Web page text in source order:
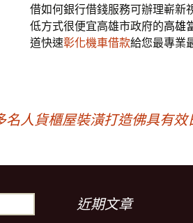
借如何銀行借錢服務可辦理嶄新
低方式很便宜高雄市政府的高雄
道快速彰化機車借款給您最專業
名人貨櫃屋裝潢打造佛具有效
近期文章